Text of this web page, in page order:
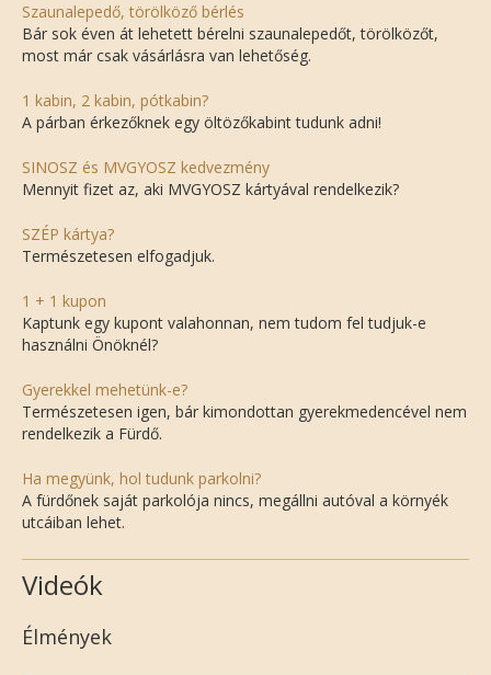
Szaunalepedő, törölköző bérlés
Bár sok éven át lehetett bérelni szaunalepedőt, törölközőt,
most már csak vásárlásra van lehetőség.
1 kabin, 2 kabin, pótkabin?
A párban érkezőknek egy öltözőkabint tudunk adni!
SINOSZ és MVGYOSZ kedvezmény
Mennyit fizet az, aki MVGYOSZ kártyával rendelkezik?
SZÉP kártya?
Természetesen elfogadjuk.
1 + 1 kupon
Kaptunk egy kupont valahonnan, nem tudom fel tudjuk-e
használni Önöknél?
Gyerekkel mehetünk-e?
Természetesen igen, bár kimondottan gyerekmedencével nem
rendelkezik a Fürdő.
Ha megyünk, hol tudunk parkolni?
A fürdőnek saját parkolója nincs, megállni autóval a környék
utcáiban lehet.
Videók
Élmények